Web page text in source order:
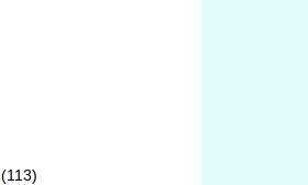
(113)